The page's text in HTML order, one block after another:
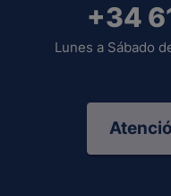
+34
Lunes a Sábado